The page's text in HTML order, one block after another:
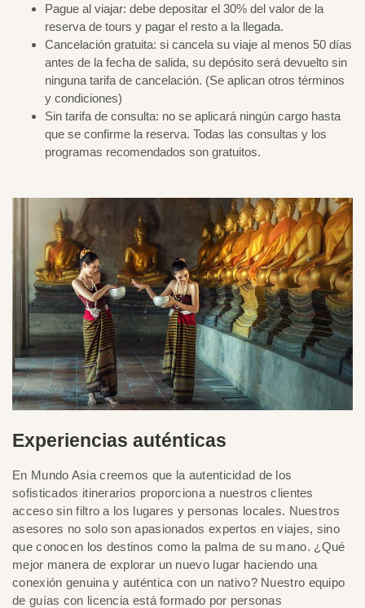
Pague al viajar: debe depositar el 30% del valor de la
reserva de tours y pagar el resto a la llegada.
Cancelación gratuita: si cancela su viaje al menos 50 días
antes de la fecha de salida, su depósito será devuelto sin
ninguna tarifa de cancelación. (Se aplican otros términos
y condiciones)
Sin tarifa de consulta: no se aplicará ningún cargo hasta
que se confirme la reserva. Todas las consultas y los
programas recomendados son gratuitos.
Experiencias auténticas
En Mundo Asia creemos que la autenticidad de los
sofisticados itinerarios proporciona a nuestros clientes
acceso sin filtro a los lugares y personas locales. Nuestros
asesores no solo son apasionados expertos en viajes, sino
que conocen los destinos como la palma de su mano. ¿Qué
mejor manera de explorar un nuevo lugar haciendo una
conexión genuina y auténtica con un nativo? Nuestro equipo
de guías con licencia está formado por personas